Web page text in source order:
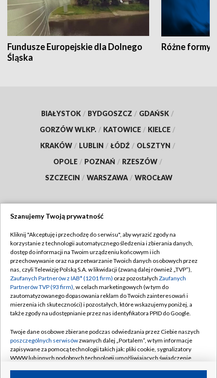
Fundusze Europejskie dla Dolnego
Śląska
Różne formy
BIAŁYSTOK / BYDGOSZCZ / GDAŃSK /
GORZÓW WLKP. / KATOWICE / KIELCE /
KRAKÓW / LUBLIN / ŁÓDŹ / OLSZTYN /
OPOLE / POZNAŃ / RZESZÓW /
SZCZECIN / WARSZAWA / WROCŁAW
TVP
Abonament TVP
Emisja w TVP
Centrum informacji TVP
Naziemna Telewizja Cyfrowa
Rada Programowa
System NOS
Informacje o nadawcy
Regulamin TVP
Polityka prywatności
Moje zgody
Pomoc
Kontakt
Kanały
Szanujemy Twoją prywatność
Kliknij "Akceptuję i przechodzę do serwisu", aby wyrazić zgody na
korzystanie z technologii automatycznego śledzenia i zbierania danych,
dostęp do informacji na Twoim urządzeniu końcowym i ich
przechowywanie oraz na przetwarzanie Twoich danych osobowych przez
nas, czyli Telewizję Polską S.A. w likwidacji (zwaną dalej również „TVP”),
Zaufanych Partnerów z IAB* (1201 firm) oraz pozostałych Zaufanych
Partnerów TVP (93 firm), w celach marketingowych (w tym do
zautomatyzowanego dopasowania reklam do Twoich zainteresowań i
mierzenia ich skuteczności) i pozostałych, które wskazujemy poniżej, a
także zgody na udostępnianie przez nas identyfikatora PPID do Google.
Twoje dane osobowe zbierane podczas odwiedzania przez Ciebie naszych
poszczególnych serwisówzwanych dalej „Portalem”, w tym informacje
zapisywane za pomocą technologii takich jak: pliki cookie, sygnalizatory
WWW lub innych podobnych technologii umożliwiających świadczenie